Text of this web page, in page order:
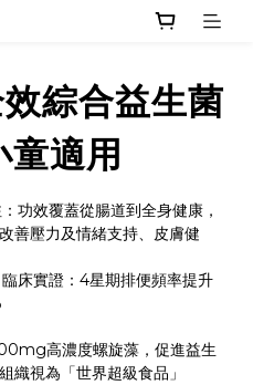
綜合益生菌
適用
功效覆蓋從腸道到全身健康，
善壓力及情緒支持、皮膚健
床實證：4星期排便頻率提升
高濃度螺旋藻，促進益生
織視為「世界超級食品」